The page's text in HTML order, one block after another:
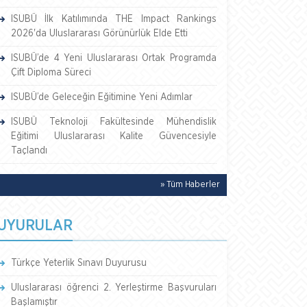
ISUBÜ İlk Katılımında THE Impact Rankings
2026'da Uluslararası Görünürlük Elde Etti
ISUBÜ’de 4 Yeni Uluslararası Ortak Programda
Çift Diploma Süreci
ISUBÜ’de Geleceğin Eğitimine Yeni Adımlar
ISUBÜ Teknoloji Fakültesinde Mühendislik
Eğitimi Uluslararası Kalite Güvencesiyle
Taçlandı
» Tüm Haberler
Türkçe Yeterlik Sınavı Duyurusu
Uluslararası öğrenci 2. Yerleştirme Başvuruları
Başlamıştır